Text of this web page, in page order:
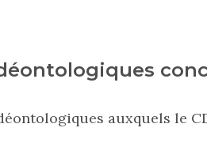
auxquels le